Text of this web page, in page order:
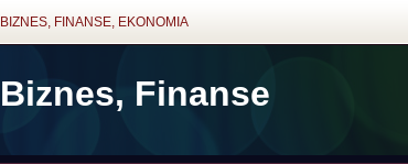
BIZNES, FINANSE, EKONOMIA
Biznes, Finanse